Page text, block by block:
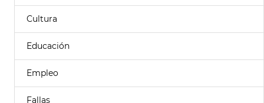
Cultura
Educación
Empleo
Fallas